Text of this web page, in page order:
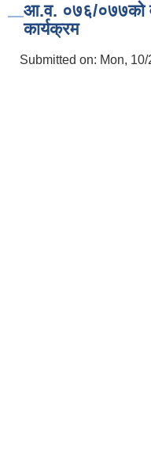
आ.व. ०७६/०७७को
कार्यक्रम
Submitted on: Mon,